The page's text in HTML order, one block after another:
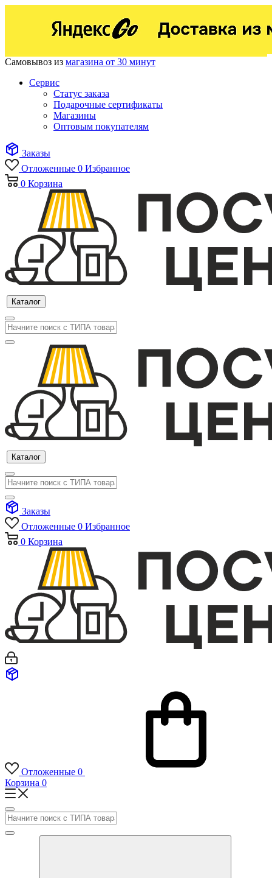
Самовывоз из магазина от 30 минут
Сервис
Статус заказа
Подарочные сертификаты
Магазины
Оптовым покупателям
Заказы
Отложенные 0 Избранное
0 Корзина
Каталог
Каталог
Заказы
Отложенные 0 Избранное
0 Корзина
Отложенные 0
Корзина 0